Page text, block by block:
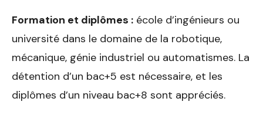
Formation et diplômes : école d’ingénieurs ou
université dans le domaine de la robotique,
mécanique, génie industriel ou automatismes. La
détention d’un bac+5 est nécessaire, et les
diplômes d’un niveau bac+8 sont appréciés.